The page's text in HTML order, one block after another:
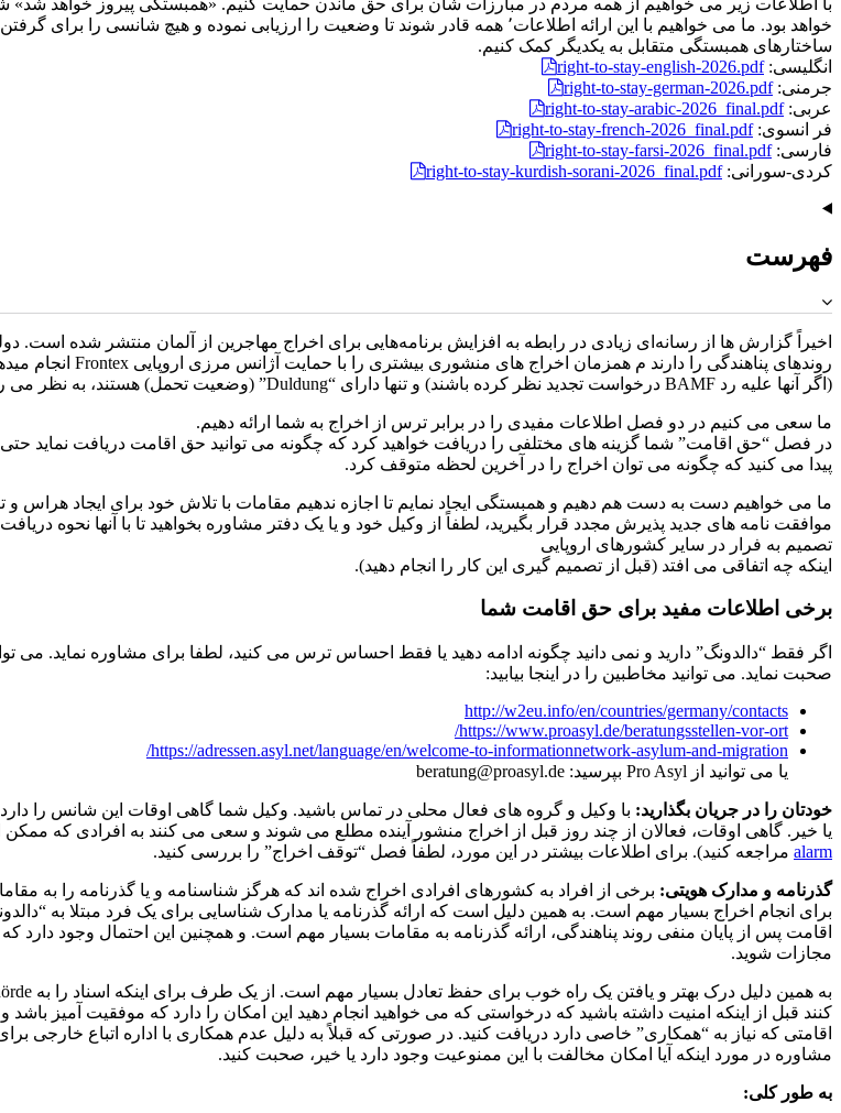
خواهد بود. ما می خواهیم با این ارائه اطلاعات٬ همه قادر شوند تا وضعیت را ارزیابی
ساختارهای همبستگی متقابل به یکدیگر کمک کنیم.
انگلیسی:right-to-stay-english-2026.pdf
جرمنی:right-to-stay-german-2026.pdf
عربی:right-to-stay-arabic-2026_final.pdf
فر انسوی:right-to-stay-french-2026_final.pdf
فارسی:right-to-stay-farsi-2026_final.pdf
کردی-سورانی:right-to-stay-kurdish-sorani-2026_final.pdf
فهرست
اخیراً گزارش‌ ها از رسانه‌ای زیادی در رابطه به افزایش برنامه‌هایی برای اخراج‌ مهاجرین از آلمان منتشر شده است.
(اگر آنها علیه رد BAMF درخواست تجدید نظر کرده باشند) و تنها دارای “Duldung” (وضعیت تحمل) هستند، به نظر می رسد وضعیت دشوارتر باشد.
ما سعی می کنیم در دو فصل اطلاعات مفیدی را در برابر ترس از اخراج به شما ارائه دهیم.
در فصل “حق اقامت” شما گزینه های مختلفی را دریافت خواهید کرد که چگونه می توانید حق اقامت دریافت نماید
پیدا می کنید که چگونه می توان اخراج را در آخرین لحظه متوقف کرد.
ما می خواهیم دست به دست هم دهیم و همبستگی ایجاد نمایم تا اجازه ندهیم مقامات با تلاش خود برای ایجاد هراس و
موافقت نامه های جدید پذیرش مجدد قرار بگیرید، لطفاً از وکیل خود و یا یک دفتر مشاوره بخواهید تا با آنها نحوه
تصمیم به فرار در سایر کشورهای اروپایی
اینکه چه اتفاقی می افتد (قبل از تصمیم گیری این کار را انجام دهید).
برخی اطلاعات مفید برای حق اقامت شما
اگر فقط “دالدونگ” دارید و نمی دانید چگونه ادامه دهید یا فقط احساس ترس می کنید، لطفا برای مشاوره نماید. می
صحبت نماید. می توانید مخاطبین را در اینجا بیابید:
http://w2eu.info/en/countries/germany/contacts
https://www.proasyl.de/beratungsstellen-vor-ort/
https://adressen.asyl.net/language/en/welcome-to-informationnetwork-asylum-and-migration/
یا می توانید از Pro Asyl بپرسید: beratung@proasyl.de
خودتان را در جریان بگذارید: با وکیل و گروه های فعال محلی در تماس باشید. وکیل شما گاهی اوقات این شانس را
یا خیر. گاهی اوقات، فعالان از چند روز قبل از اخراج منشور آینده مطلع می شوند و سعی می کنند به افرادی که ممکن
alarm مراجعه کنید). برای اطلاعات بیشتر در این مورد، لطفاً فصل “توقف اخراج” را بررسی کنید.
گذرنامه و مدارک هویتی: برخی از افراد به کشورهای افرادی اخراج شده اند که هرگز شناسنامه و یا گذرنامه را به
برای انجام اخراج بسیار مهم است. به همین دلیل است که ارائه گذرنامه یا مدارک شناسایی برای یک فرد مبتلا به
اقامت پس از پایان منفی روند پناهندگی، ارائه گذرنامه به مقامات بسیار مهم است. و همچنین این احتمال وجود
مجازات شوید.
کنند قبل از اینکه امنیت داشته باشید که درخواستی که می خواهید انجام دهید این امکان را دارد که موفقیت آمیز
اقامتی که نیاز به “همکاری” خاصی دارد دریافت کنید. در صورتی که قبلاً به دلیل عدم همکاری با اداره اتباع خارجی
مشاوره در مورد اینکه آیا امکان مخالفت با این ممنوعیت وجود دارد یا خیر، صحبت کنید.
به طور کلی: